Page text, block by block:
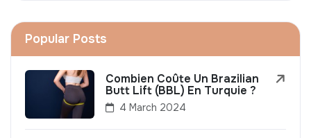
Popular Posts
Combien Coûte Un Brazilian
Butt Lift (BBL) En Turquie ?
4 March 2024